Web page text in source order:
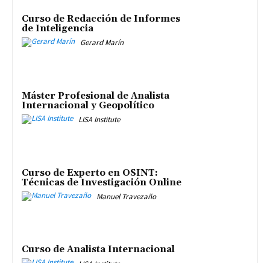
Curso de Redacción de Informes
de Inteligencia
Gerard Marín
Máster Profesional de Analista
Internacional y Geopolítico
LISA Institute
Curso de Experto en OSINT:
Técnicas de Investigación Online
Manuel Travezaño
Curso de Analista Internacional